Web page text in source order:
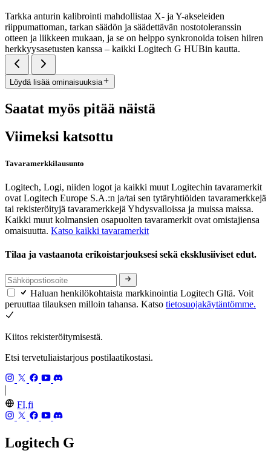
Tarkka anturin kalibrointi mahdollistaa X- ja Y-akseleiden
riippumattoman, tarkan säädön ja säädettävän nostotoleranssin
otteen ja liikkeen mukaan, ja se on helppo synkronoida toisen hiiren
herkkyysasetusten kanssa – kaikki Logitech G HUBin kautta.
Löydä lisää ominaisuuksia
Saatat myös pitää näistä
Viimeksi katsottu
Tavaramerkkilausunto
Logitech, Logi, niiden logot ja kaikki muut Logitechin tavaramerkit
ovat Logitech Europe S.A.:n ja/tai sen tytäryhtiöiden tavaramerkkejä
tai rekisteröityjä tavaramerkkejä Yhdysvalloissa ja muissa maissa.
Kaikki muut kolmansien osapuolten tavaramerkit ovat omistajiensa
omaisuutta. Katso kaikki tavaramerkit
Tilaa ja vastaanota erikoistarjouksesi sekä eksklusiiviset edut.
Haluan henkilökohtaista markkinointia Logitech Gltä. Voit
peruuttaa tilauksen milloin tahansa. Katso tietosuojakäytäntömme.
Kiitos rekisteröitymisestä.
Etsi tervetuliaistarjous postilaatikostasi.
FI,fi
Logitech G